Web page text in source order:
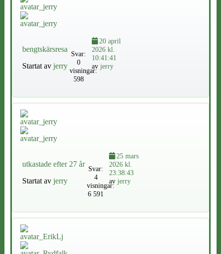
bengtskärsresa
Startat av jerry
Svar:
0
visningar:
598
20 april
2026 kl.
10:41:41
av jerry
utkastade efter 27 år
Startat av jerry
Svar:
4
visningar:
6 591
25 mars
2026 kl.
23:38:43
av jerry